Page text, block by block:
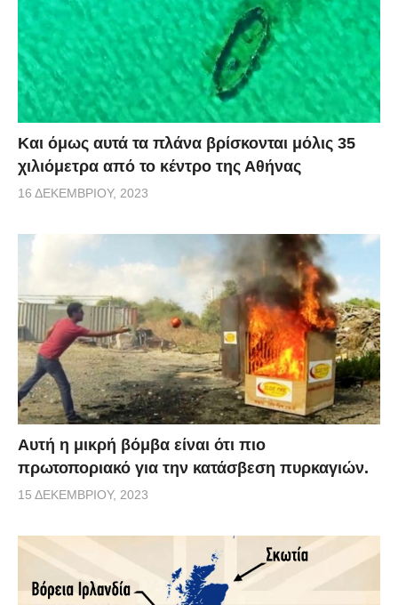
Και όμως αυτά τα πλάνα βρίσκονται μόλις 35
χιλιόμετρα από το κέντρο της Αθήνας
16 ΔΕΚΕΜΒΡΊΟΥ, 2023
Αυτή η μικρή βόμβα είναι ότι πιο
πρωτοποριακό για την κατάσβεση πυρκαγιών.
15 ΔΕΚΕΜΒΡΊΟΥ, 2023